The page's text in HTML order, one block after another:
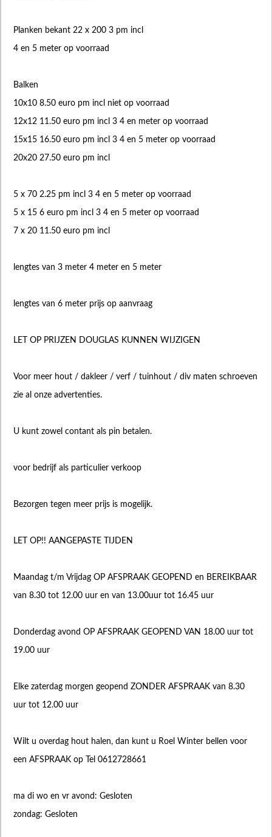
Planken bekant 22 x 200 3 pm incl
4 en 5 meter op voorraad
Balken
10x10 8.50 euro pm incl niet op voorraad
12x12 11.50 euro pm incl 3 4 en meter op voorraad
15x15 16.50 euro pm incl 3 4 en 5 meter op voorraad
20x20 27.50 euro pm incl
5 x 70 2.25 pm incl 3 4 en 5 meter op voorraad
5 x 15 6 euro pm incl 3 4 en 5 meter op voorraad
7 x 20 11.50 euro pm incl
lengtes van 3 meter 4 meter en 5 meter
lengtes van 6 meter prijs op aanvraag
LET OP PRIJZEN DOUGLAS KUNNEN WIJZIGEN
Voor meer hout / dakleer / verf / tuinhout / div maten schroeven
zie al onze advertenties.
U kunt zowel contant als pin betalen.
voor bedrijf als particulier verkoop
Bezorgen tegen meer prijs is mogelijk.
LET OP!! AANGEPASTE TIJDEN
Maandag t/m Vrijdag OP AFSPRAAK GEOPEND en BEREIKBAAR
van 8.30 tot 12.00 uur en van 13.00uur tot 16.45 uur
Donderdag avond OP AFSPRAAK GEOPEND VAN 18.00 uur tot
19.00 uur
Elke zaterdag morgen geopend ZONDER AFSPRAAK van 8.30
uur tot 12.00 uur
Wilt u overdag hout halen, dan kunt u Roel Winter bellen voor
een AFSPRAAK op Tel 0612728661
ma di wo en vr avond: Gesloten
zondag: Gesloten